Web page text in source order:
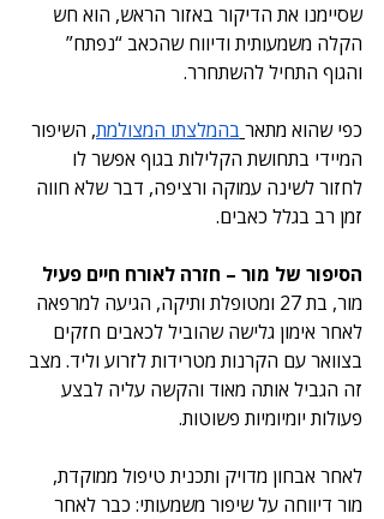
שסיימנו את הדיקור באזור הראש, הוא חש
הקלה משמעותית ודיווח שהכאב “נפתח”
והגוף התחיל להשתחרר.
כפי שהוא מתאר בהמלצתו המצולמת, השיפור
המיידי בתחושת הקלילות בגוף אפשר לו
לחזור לשינה עמוקה ורציפה, דבר שלא חווה
זמן רב בגלל כאבים.
הסיפור של מור – חזרה לאורח חיים פעיל
מור, בת 27 ומטופלת ותיקה, הגיעה למרפאה
לאחר אימון גלישה שהוביל לכאבים חזקים
בצוואר עם הקרנות מטרידות לזרוע וליד. מצב
זה הגביל אותה מאוד והקשה עליה לבצע
פעולות יומיומיות פשוטות.
לאחר אבחון מדויק ותכנית טיפול ממוקדת,
מור דיווחה על שיפור משמעותי: כבר לאחר